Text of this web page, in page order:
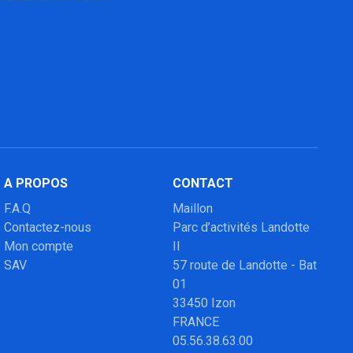
A PROPOS
F.A.Q
Contactez-nous
Mon compte
SAV
CONTACT
Maillon
Parc d’activités Landotte
II
57 route de Landotte - Bat
01
33450 Izon
FRANCE
05.56.38.63.00